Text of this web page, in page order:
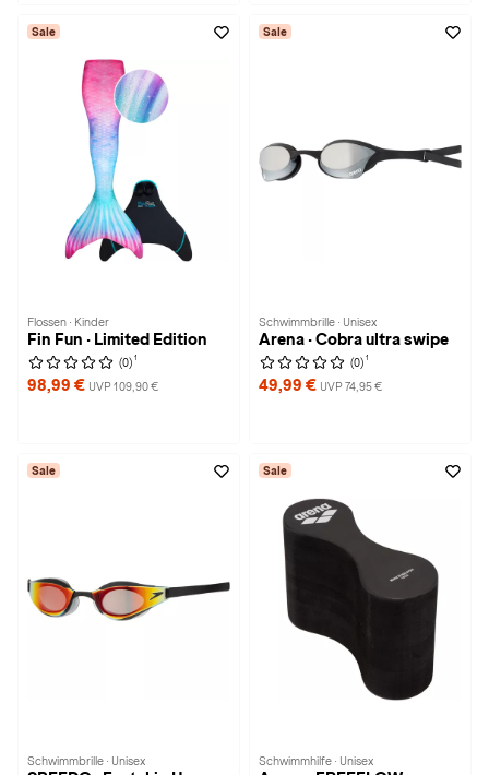
Sale
Flossen · Kinder
Fin Fun · Limited Edition
(0) 1
98,99 € UVP 109,90 €
Sale
Schwimmbrille · Unisex
Arena · Cobra ultra swipe
(0) 1
49,99 € UVP 74,95 €
Sale
Schwimmbrille · Unisex
Sale
Schwimmhilfe · Unisex